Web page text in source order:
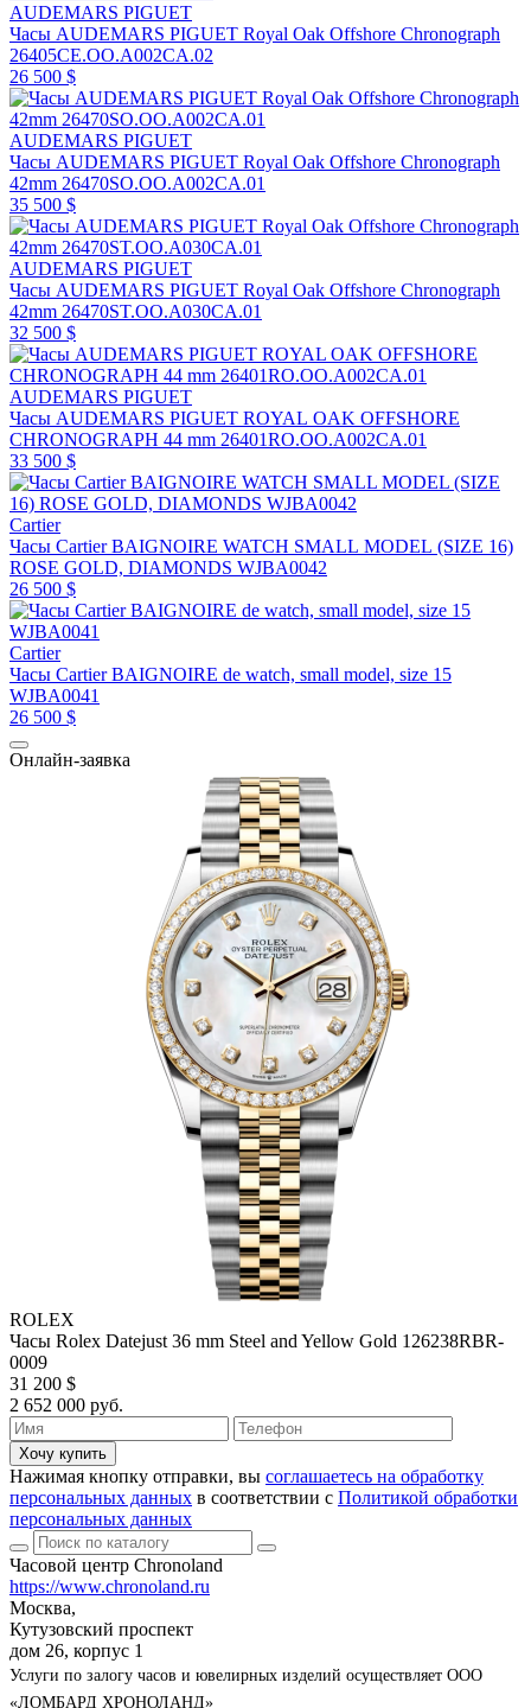
AUDEMARS PIGUET
Часы AUDEMARS PIGUET Royal Oak Offshore Chronograph
26405CE.OO.A002CA.02
26 500 $
AUDEMARS PIGUET
Часы AUDEMARS PIGUET Royal Oak Offshore Chronograph
42mm 26470SO.OO.A002CA.01
35 500 $
AUDEMARS PIGUET
Часы AUDEMARS PIGUET Royal Oak Offshore Chronograph
42mm 26470ST.OO.A030CA.01
32 500 $
AUDEMARS PIGUET
Часы AUDEMARS PIGUET ROYAL OAK OFFSHORE
CHRONOGRAPH 44 mm 26401RO.OO.A002CA.01
33 500 $
Cartier
Часы Cartier BAIGNOIRE WATCH SMALL MODEL (SIZE 16)
ROSE GOLD, DIAMONDS WJBA0042
26 500 $
Cartier
Часы Cartier BAIGNOIRE de watch, small model, size 15
WJBA0041
26 500 $
Онлайн-заявка
ROLEX
Часы Rolex Datejust 36 mm Steel and Yellow Gold 126238RBR-
0009
31 200 $
2 652 000 руб.
Хочу купить
Нажимая кнопку отправки, вы соглашаетесь на обработку
персональных данных в соответствии с Политикой обработки
персональных данных
Часовой центр Chronoland
https://www.chronoland.ru
Москва,
Кутузовский проспект
дом 26, корпус 1
Услуги по залогу часов и ювелирных изделий осуществляет ООО
«ЛОМБАРД ХРОНОЛАНД»